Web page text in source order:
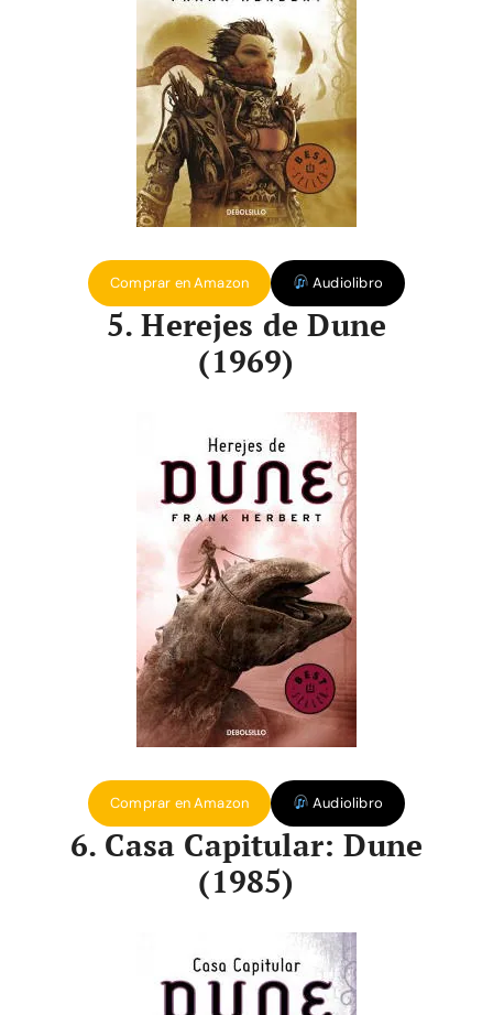
Comprar en Amazon Audiolibro
5. Herejes de Dune
(1969)
Comprar en Amazon Audiolibro
6. Casa Capitular: Dune
(1985)